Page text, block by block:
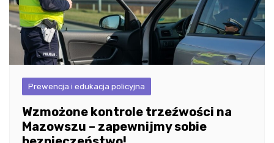
Prewencja i edukacja policyjna
Wzmożone kontrole trzeźwości na
Mazowszu – zapewnijmy sobie